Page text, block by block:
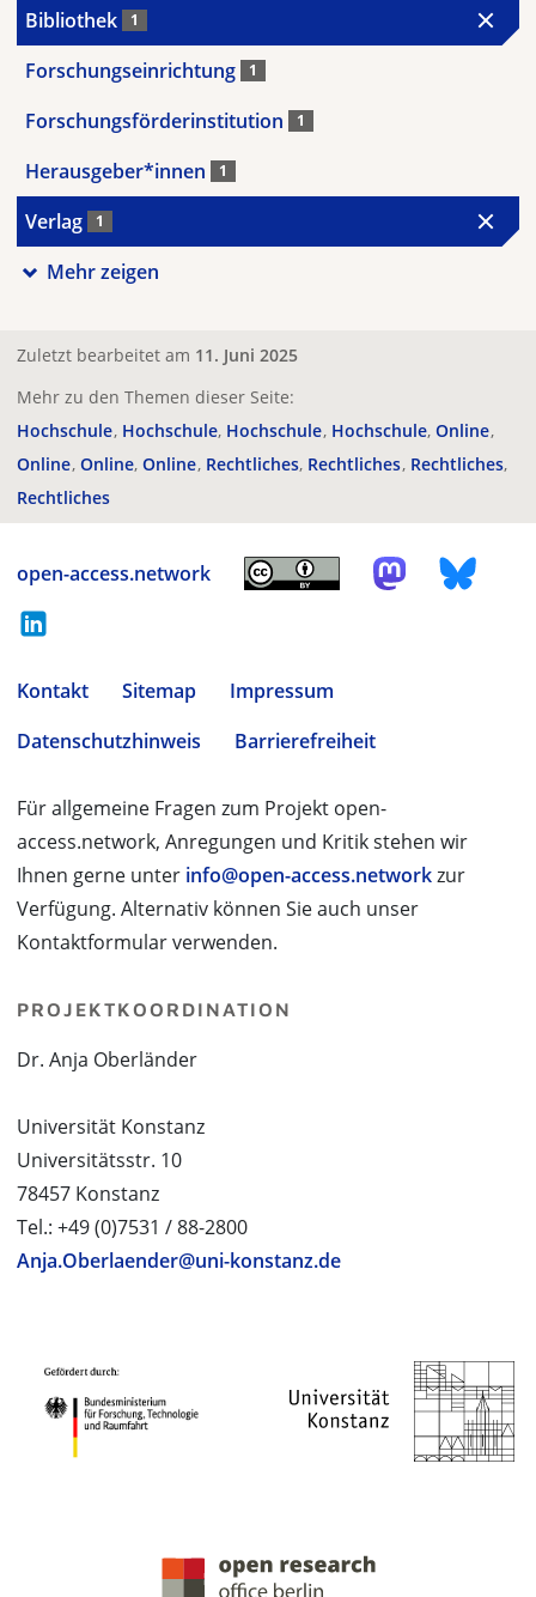
Bibliothek 1
Forschungseinrichtung 1
Forschungsförderinstitution 1
Herausgeber*innen 1
Verlag 1
Mehr zeigen
Zuletzt bearbeitet am 11. Juni 2025
Mehr zu den Themen dieser Seite:
Hochschule Hochschule Hochschule Hochschule Online
Online Online Online Rechtliches Rechtliches Rechtliches
Rechtliches
open-access.network
Kontakt Sitemap
Impressum
Datenschutzhinweis
Barrierefreiheit
Für allgemeine Fragen zum Projekt open-
access.network, Anregungen und Kritik stehen wir
Ihnen gerne unter info@open-access.networkzur
Verfügung. Alternativ können Sie auch unser
Kontaktformular verwenden.
PROJEKTKOORDINATION
Dr. Anja Oberländer
Universität Konstanz
Universitätsstr. 10
78457 Konstanz
Tel.: +49 (0)7531 / 88-2800
Anja.Oberlaender@uni-konstanz.de